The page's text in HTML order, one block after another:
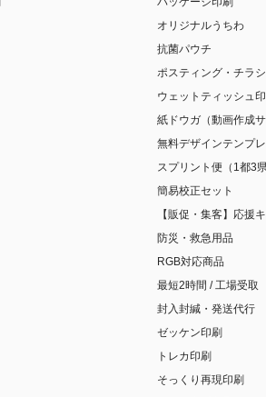
オリジナルうちわ
抗菌パウチ
ポスティング・チラ
ウェットティッシュ
紙ドウガ（動画作成
無料デザインテンプ
スプリント便（1都3
簡易校正セット
【販促・集客】応援
防災・救急用品
RGB対応商品
最短2時間 / 工場受取
封入封緘・発送代行
ゼッケン印刷
トレカ印刷
そっくり再現印刷